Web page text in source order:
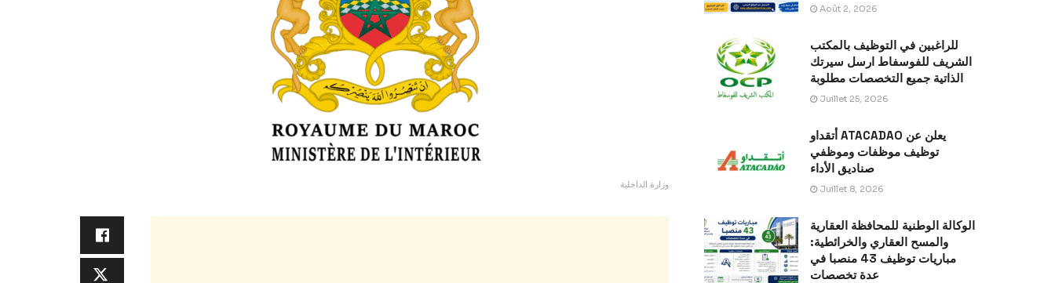
وزارة الداخلية
Août 2, 2026
للراغبين في التوظيف بالمكتب
الشريف للفوسفاط ارسل سيرتك
الذاتية جميع التخصصات مطلوبة
Juillet 25, 2026
أتقداو ATACADAO يعلن عن
توظيف موظفات وموظفي
صناديق الأداء
Juillet 8, 2026
الوكالة الوطنية للمحافظة العقارية
والمسح العقاري والخرائطية:
مباريات توظيف 43 منصبا في
عدة تخصصات